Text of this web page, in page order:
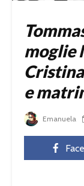
moglie
e
Emanuela